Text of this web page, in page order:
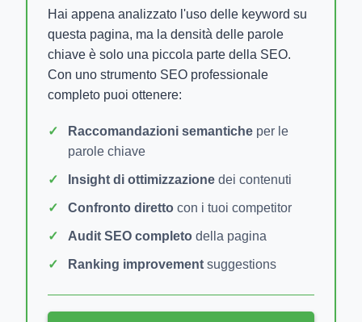
Hai appena analizzato l'uso delle keyword su
questa pagina, ma la densità delle parole
chiave è solo una piccola parte della SEO.
Con uno strumento SEO professionale
completo puoi ottenere:
Raccomandazioni semantiche per le
parole chiave
Insight di ottimizzazione dei contenuti
Confronto diretto con i tuoi competitor
Audit SEO completo della pagina
Ranking improvement suggestions